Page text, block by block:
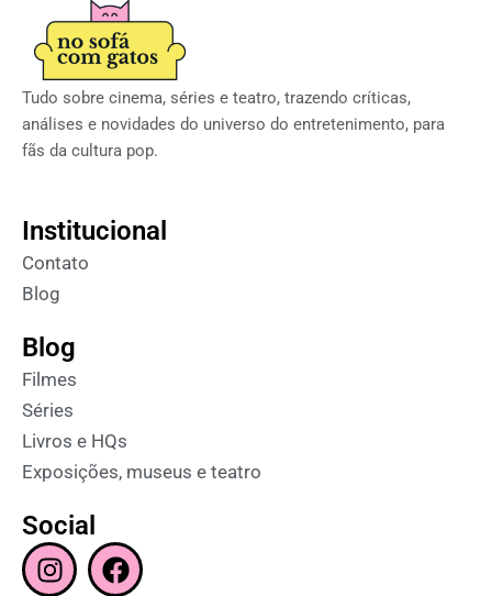
Tudo sobre cinema, séries e teatro, trazendo críticas,
análises e novidades do universo do entretenimento, para
fãs da cultura pop.
Institucional
Contato
Blog
Blog
Filmes
Séries
Livros e HQs
Exposições, museus e teatro
Social
I
n
F
a